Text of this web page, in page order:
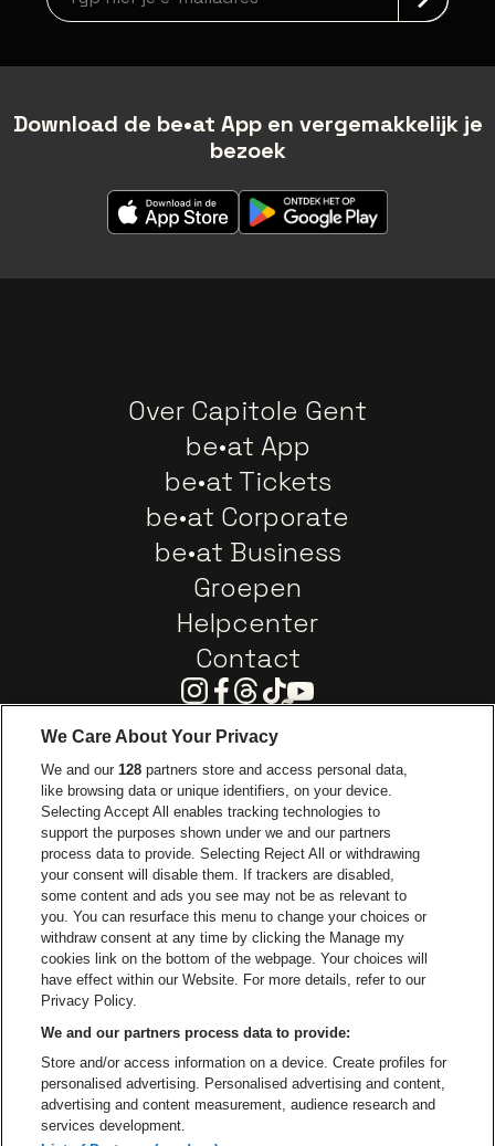
Download de be•at App en vergemakkelijk je
bezoek
Over Capitole Gent
be•at App
be•at Tickets
be•at Corporate
be•at Business
Groepen
Helpcenter
Contact
Instagram
Facebook
Threads
TiktokYoutube
Ga naar de website van Europcar
Ga naar de
Ga naar de website van Coca-Cola
Ga naar de website van
Ga naar
Ga naar de website van Champagne
Ga naar de website
Ga naar de website van Het logo van
Ga naar de website
Ga naar de
Ga naar
Capitole Gent is een deel van be•at
Capitole Gent
Be-At Venues
Schijnpoortweg 119, 2170 Antwerpen
BTW (BE) 0461.051.688 - RPR Antwerpen
BNP Paribas Fortis - IBAN: BE93 2200 4925 0067 - BIC:
We Care About Your Privacy
We and our128 partners store and access personal data,
like browsing data or unique identifiers, on your device.
Selecting Accept All enables tracking technologies to
support the purposes shown under we and our partners
process data to provide. Selecting Reject All or withdrawing
your consent will disable them. If trackers are disabled,
some content and ads you see may not be as relevant to
you. You can resurface this menu to change your choices or
withdraw consent at any time by clicking the Manage my
cookies link on the bottom of the webpage. Your choices will
have effect within our Website. For more details, refer to our
Privacy Policy.
We and our partners process data to provide:
Store and/or access information on a device. Create profiles for
personalised advertising. Personalised advertising and content,
advertising and content measurement, audience research and
services development.